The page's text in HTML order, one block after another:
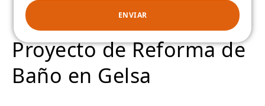
ENVIAR
Proyecto de Reforma de
Baño en Gelsa